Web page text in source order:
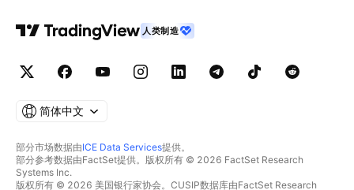
人类制造
简体中文
部分市场数据由ICE Data Services提供。
部分参考数据由FactSet提供。版权所有 © 2026 FactSet Research
Systems Inc.
版权所有 © 2026 美国银行家协会。CUSIP数据库由FactSet Research